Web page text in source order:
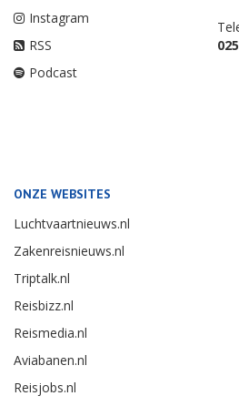
Instagram
RSS
Podcast
ONZE WEBSITES
Luchtvaartnieuws.nl
Zakenreisnieuws.nl
Triptalk.nl
Reisbizz.nl
Reismedia.nl
Aviabanen.nl
Reisjobs.nl